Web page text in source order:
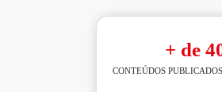
+ de
CONTEÚDOS